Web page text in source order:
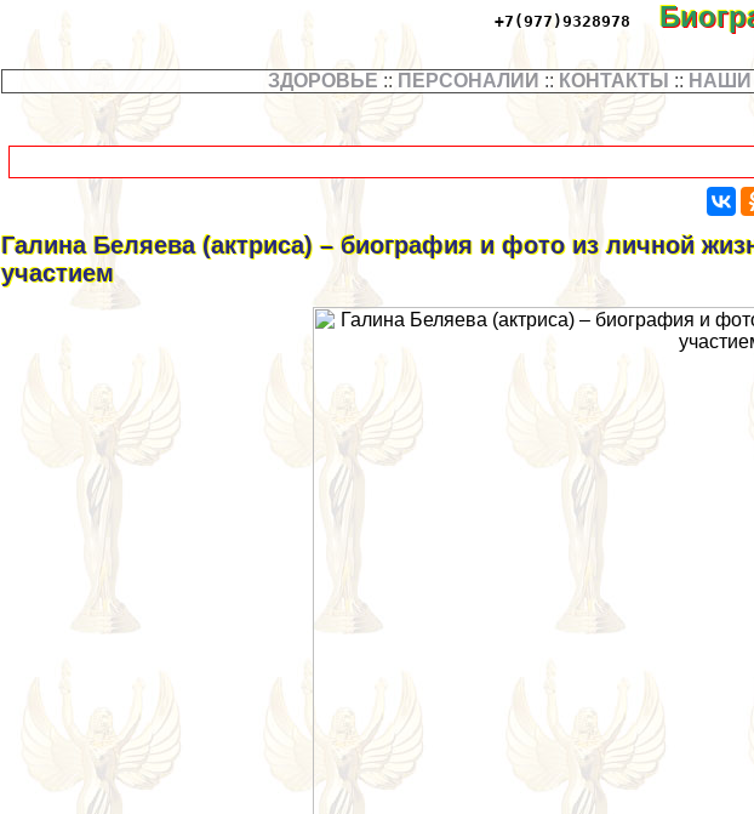
+7(977)9328978
ЗДОРОВЬЕ :: ПЕРСОНАЛИИ :: КОНТАКТЫ :: НАШИ
Галина Беляева (актриса) – биография и фото из личной
участием